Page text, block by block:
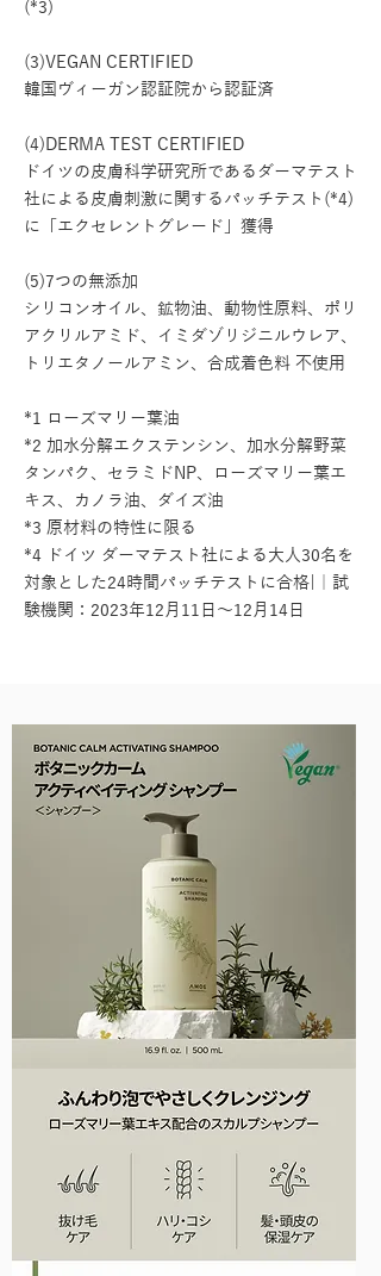
(*3)
(3)VEGAN CERTIFIED
韓国ヴィーガン認証院から認証済
(4)DERMA TEST CERTIFIED
ドイツの皮膚科学研究所であるダーマテスト
社による皮膚刺激に関するパッチテスト(*4)
に「エクセレントグレード」獲得
(5)7つの無添加
シリコンオイル、鉱物油、動物性原料、ポリ
アクリルアミド、イミダゾリジニルウレア、
トリエタノールアミン、合成着色料 不使用
*1 ローズマリー葉油
*2 加水分解エクステンシン、加水分解野菜
タンパク、セラミドNP、ローズマリー葉エ
キス、カノラ油、ダイズ油
*3 原材料の特性に限る
*4 ドイツ ダーマテスト社による大人30名を
対象とした24時間パッチテストに合格|｜試
験機関：2023年12月11日～12月14日